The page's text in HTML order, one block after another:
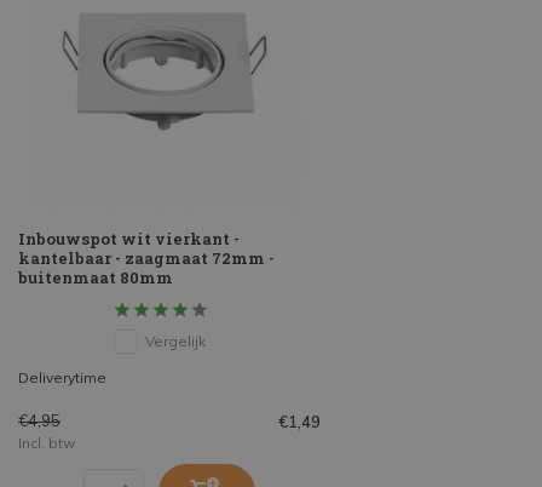
Inbouwspot wit vierkant -
kantelbaar - zaagmaat 72mm -
buitenmaat 80mm
Vergelijk
Deliverytime
€4,95 €1,49
Incl. btw